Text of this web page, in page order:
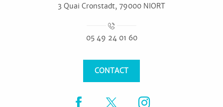
3 Quai Cronstadt, 79000 NIORT
05 49 24 01 60
CONTACT